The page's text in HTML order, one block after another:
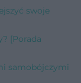
swoje
[Porada
samobójczymi